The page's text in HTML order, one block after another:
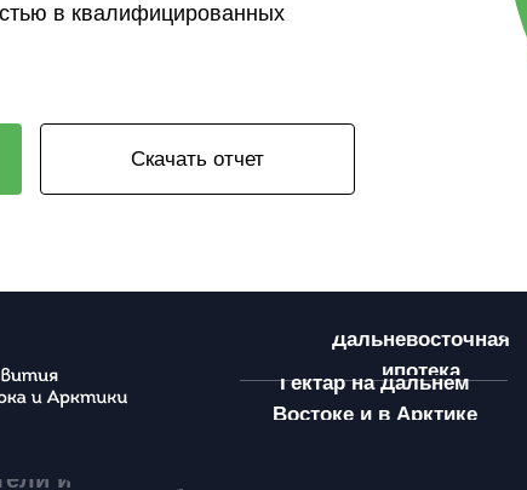
в квалифицированных
Скачать отчет
и
Дальневосточная
ипотека
Гектар на Дальнем
Востоке и в Арктике